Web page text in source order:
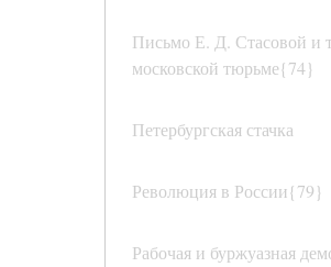
Письмо Е. Д. Стасовой и
московской тюрьме{74}
Петербургская стачка
Революция в России{79}
Рабочая и буржуазная